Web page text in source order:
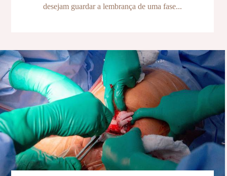
desejam guardar a lembrança de uma fase...